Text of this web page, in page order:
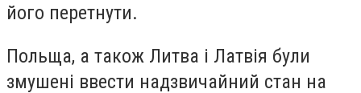
його перетнути.
Польща, а також Литва і Латвія були
змушені ввести надзвичайний стан на